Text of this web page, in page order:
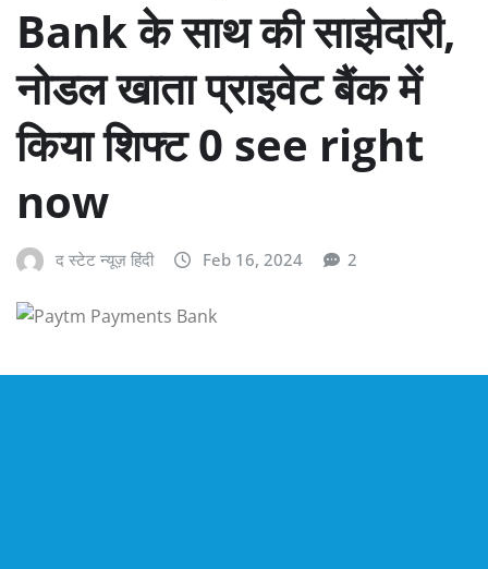
Bank के साथ की साझेदारी,
नोडल खाता प्राइवेट बैंक में
किया शिफ्ट 0 see right
now
द स्टेट न्यूज़ हिंदी Feb 16, 2024 2